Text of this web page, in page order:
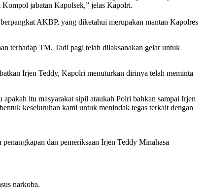
Kompol jabatan Kapolsek,” jelas Kapolri.
AKBP, yang diketahui merupakan mantan Kapolres
terhadap TM. Tadi pagi telah dilaksanakan gelar untuk
Irjen Teddy, Kapolri menuturkan dirinya telah meminta
itu masyarakat sipil ataukah Polri bahkan sampai Irjen
keseluruhan kami untuk menindak tegas terkait dengan
dan pemeriksaan Irjen Teddy Minahasa
narkoba.